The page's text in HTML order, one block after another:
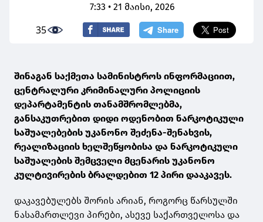
7:33 • 21 მაისი, 2026
35
შინაგან საქმეთა სამინისტროს ინფორმაციით,
ცენტრალური კრიმინალური პოლიციის
დეპარტამენტის თანამშრომლებმა,
განსაკუთრებით დიდი ოდენობით ნარკოტიკული
საშუალებების უკანონო შეძენა-შენახვის,
რეალიზაციის ხელშეწყობისა და ნარკოტიკული
საშუალების შემცველი მცენარის უკანონო
კულტივირების ბრალდებით 12 პირი დააკავეს.
დაკავებულებს შორის არიან, როგორც წარსულში
ნასამართლევი პირები, ასევე საქართველოსა და